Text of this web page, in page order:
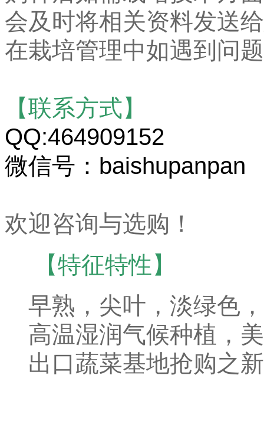
会及时将相关资料发送
在栽培管理中如遇到问
【联系方式】
QQ:464909152
微信号：baishupanpan
欢迎咨询与选购！
【特征特性】
早熟，尖叶，淡绿色
高温湿润气候种植，
出口蔬菜基地抢购之